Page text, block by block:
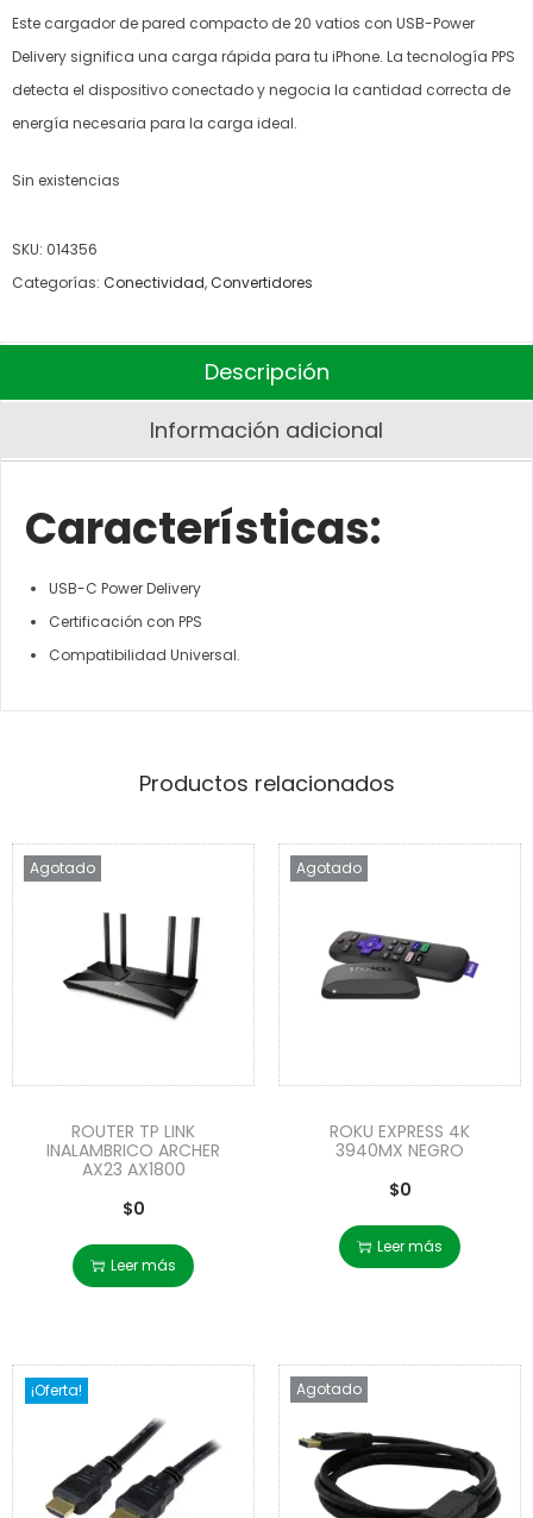
Este cargador de pared compacto de 20 vatios con USB-Power
Delivery significa una carga rápida para tu iPhone. La tecnología PPS
detecta el dispositivo conectado y negocia la cantidad correcta de
energía necesaria para la carga ideal.
Sin existencias
SKU: 014356
Categorías: Conectividad,Convertidores
Descripción
Información adicional
Características:
USB-C Power Delivery
Certificación con PPS
Compatibilidad Universal.
Productos relacionados
Agotado
ROUTER TP LINK
INALAMBRICO ARCHER
AX23 AX1800
$0
Leer más
Agotado
ROKU EXPRESS 4K
3940MX NEGRO
$0
Leer más
¡Oferta! Agotado